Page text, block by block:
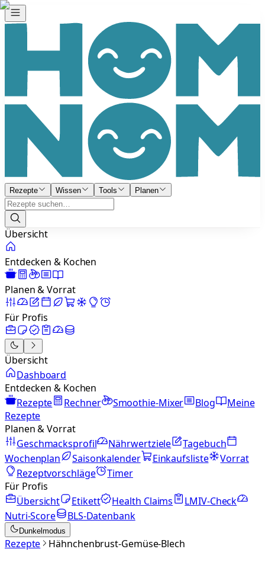
Rezepte Wissen Tools Planen
Übersicht
Entdecken & Kochen
Planen & Vorrat
Für Profis
Übersicht
Dashboard
Entdecken & Kochen
Rezepte
Rechner Smoothie-Mixer Blog
Meine
Rezepte
Planen & Vorrat
Geschmacksprofil
Nährwertziele
Tagebuch
Wochenplan
Saisonkalender Einkaufsliste
Vorrat
Rezeptvorschläge
Timer
Für Profis
Übersicht
Etikett Health Claims
LMIV-Check
Nutri-Score
BLS-Datenbank
Dunkelmodus
Rezepte Hähnchenbrust-Gemüse-Blech